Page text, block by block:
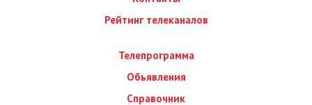
Рейтинг телеканалов
Телепрограмма
Обьявления
Справочник